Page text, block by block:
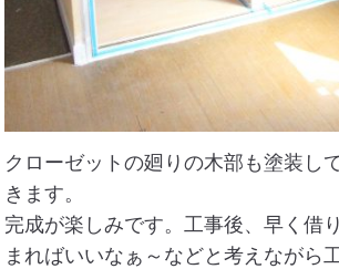
クローゼットの廻りの木部も塗装し
きます。
完成が楽しみです。工事後、早く借
まればいいなぁ～などと考えながら